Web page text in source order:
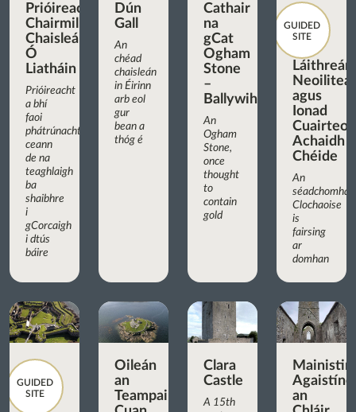
Prióireacht
Chairmilíteach
Chaisleán
Ó
Liatháin
Prióireacht
a bhí
faoi
phátrúnacht
ceann
de na
teaghlaigh
ba
shaibhre
i
gCorcaigh
i dtús
báire
Dún
Gall
An
chéad
chaisleán
in Éirinn
arb eol
gur
bean a
thóg é
Cathair
na
gCat
Ogham
Stone
–
Ballywiheen
An
Ogham
Stone,
once
thought
to
contain
gold
GUIDED
SITE
Láithreán
agus
Ionad
Achaidh
Chéide
An
Clochaoise
is
fairsing
ar
domhan
GUIDED
SITE
Oileán
an
Teampaill,
Clara
Castle
A 15th
Mainistir
an